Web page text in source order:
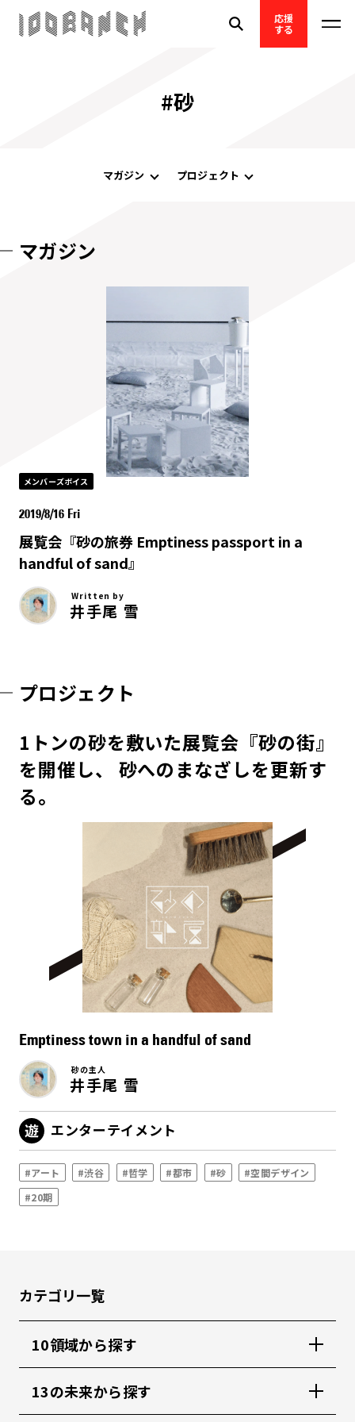
応援
する
#砂
マガジン プロジェクト
マガジン
メンバーズボイス
2019/8/16 Fri
展覧会『砂の旅券 Emptiness passport in a
handful of sand』
Written by
井手尾 雪
プロジェクト
1トンの砂を敷いた展覧会『砂の街』
を開催し、 砂へのまなざしを更新す
る。
Emptiness town in a handful of sand
砂の主人
井手尾 雪
エンターテイメント
#アート #渋谷 #哲学 #都市 #砂
#空間デザイン
#20期
カテゴリ一覧
10領域から探す
13の未来から探す